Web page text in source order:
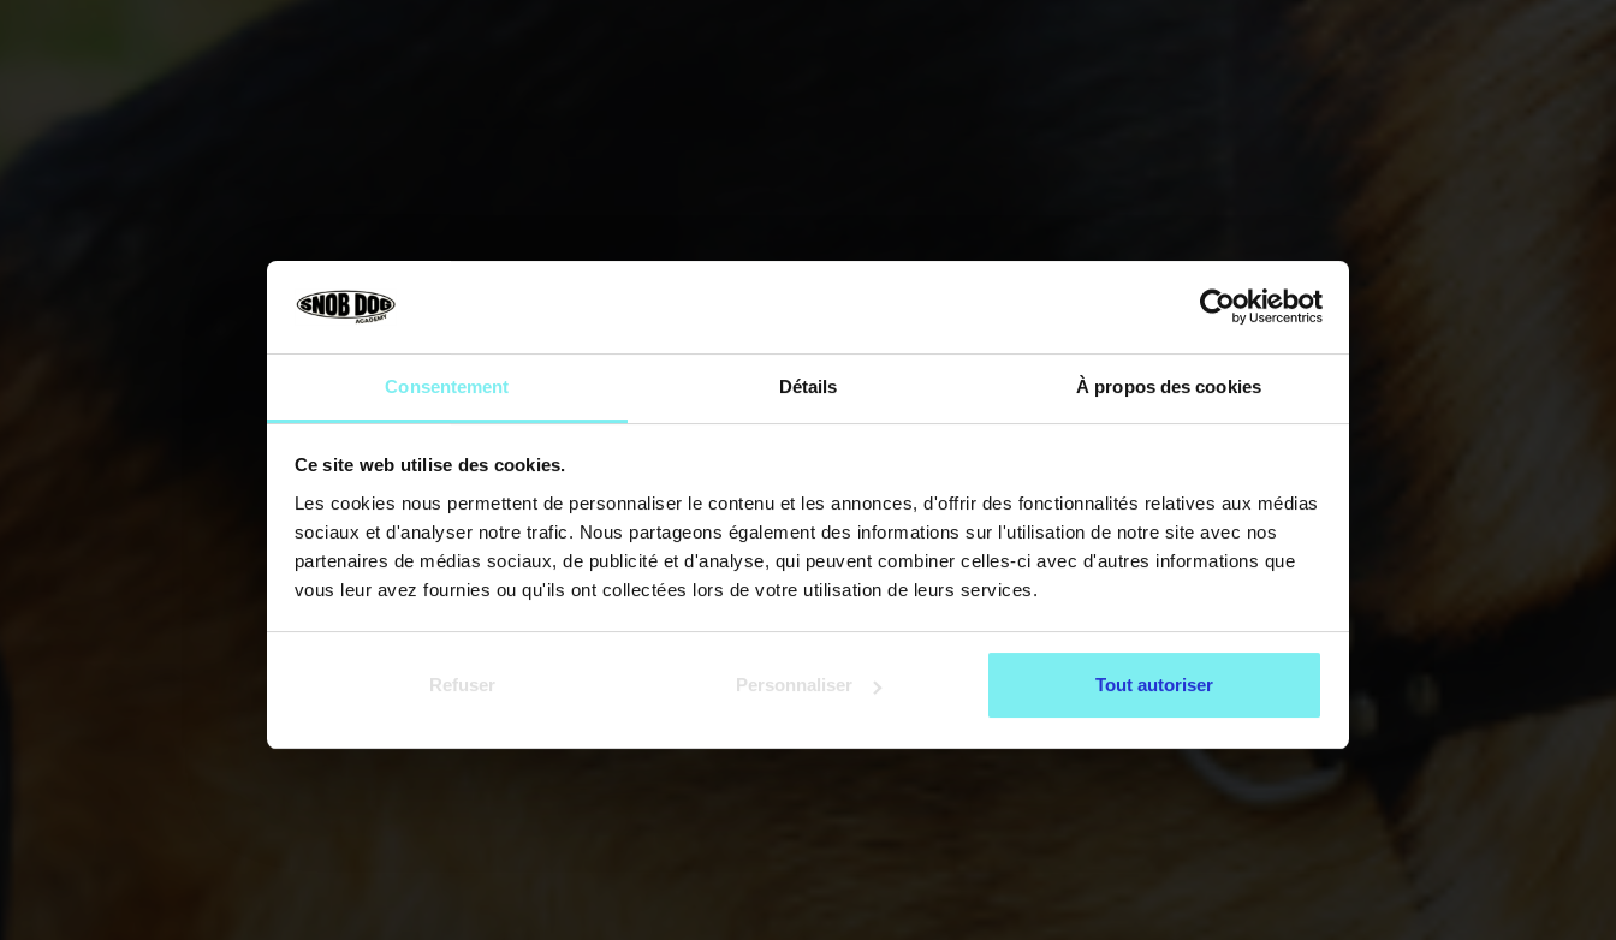
Consentement Détails À propos des cookies
Ce site web utilise des cookies.
Les cookies nous permettent de personnaliser le contenu et les annonces, d'offrir des fonctionnalités relatives aux médias
sociaux et d'analyser notre trafic. Nous partageons également des informations sur l'utilisation de notre site avec nos
partenaires de médias sociaux, de publicité et d'analyse, qui peuvent combiner celles-ci avec d'autres informations que
vous leur avez fournies ou qu'ils ont collectées lors de votre utilisation de leurs services.
Refuser Personnaliser Tout autoriser